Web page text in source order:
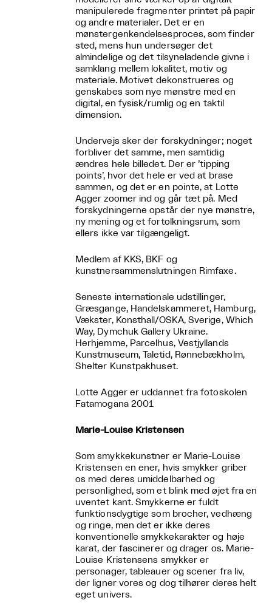
manipulerede fragmenter printet på papir
og andre materialer. Det er en
mønstergenkendelsesproces, som finder
sted, mens hun undersøger det
almindelige og det tilsyneladende givne i
samklang mellem lokalitet, motiv og
materiale. Motivet dekonstrueres og
genskabes som nye mønstre med en
digital, en fysisk/rumlig og en taktil
dimension.
Undervejs sker der forskydninger; noget
forbliver det samme, men samtidig
ændres hele billedet. Der er ’tipping
points’, hvor det hele er ved at brase
sammen, og det er en pointe, at Lotte
Agger zoomer ind og går tæt på. Med
forskydningerne opstår der nye mønstre,
ny mening og et fortolkningsrum, som
ellers ikke var tilgængeligt.
Medlem af KKS, BKF og
kunstnersammenslutningen Rimfaxe.
Seneste internationale udstillinger,
Græsgange, Handelskammeret, Hamburg,
Vækster, Konsthall/OSKA, Sverige, Which
Way, Dymchuk Gallery Ukraine.
Herhjemme, Parcelhus, Vestjyllands
Kunstmuseum, Taletid, Rønnebækholm,
Shelter Kunstpakhuset.
Lotte Agger er uddannet fra fotoskolen
Fatamogana 2001
Marie-Louise Kristensen
Som smykkekunstner er Marie-Louise
Kristensen en ener, hvis smykker griber
os med deres umiddelbarhed og
personlighed, som et blink med øjet fra en
uventet kant. Smykkerne er fuldt
funktionsdygtige som brocher, vedhæng
og ringe, men det er ikke deres
konventionelle smykkekarakter og høje
karat, der fascinerer og drager os. Marie-
Louise Kristensens smykker er
personager, tableauer og scener fra liv,
der ligner vores og dog tilhører deres helt
eget univers.